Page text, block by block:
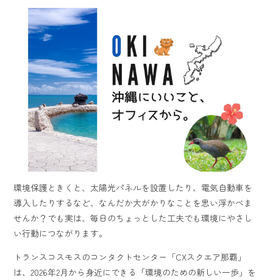
環境保護ときくと、太陽光パネルを設置したり、電気自動車を
導入したりするなど、なんだか大がかりなことを思い浮かべま
せんか？でも実は、毎日のちょっとした工夫でも環境にやさし
い行動につながります。
トランスコスモスのコンタクトセンター「CXスクエア那覇」
は、2026年2月から身近にできる「環境のための新しい一歩」を